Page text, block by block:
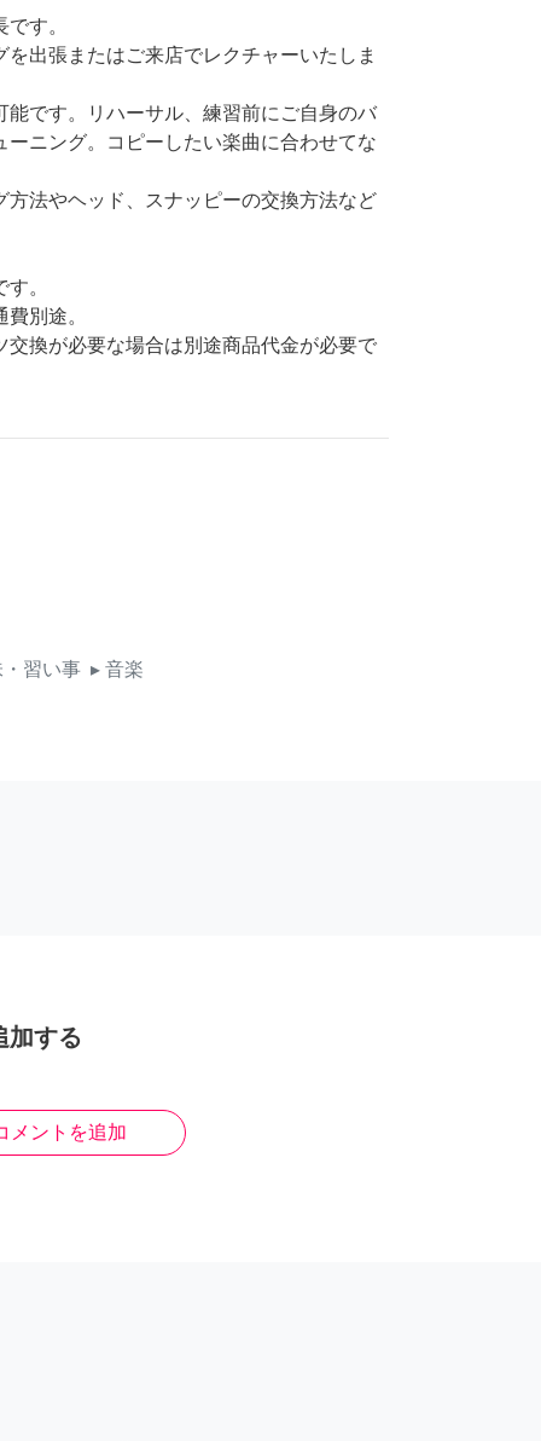
す。
を出張またはご来店でレクチャーいたしま
能です。リハーサル、練習前にご自身のバ
ーニング。コピーしたい楽曲に合わせてな
方法やヘッド、スナッピーの交換方法など
。
別途。
交換が必要な場合は別途商品代金が必要で
・習い事 ▸ 音楽
加する
メントを追加